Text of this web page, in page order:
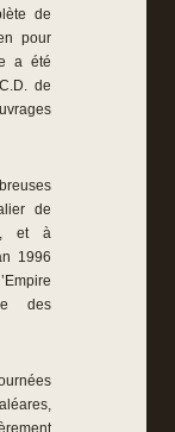
de
pour
a été
de
de
et à
1996
des